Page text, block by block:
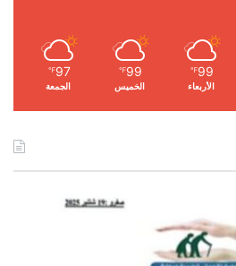
99
℉
الأربعاء
99
℉
الخميس
97
℉
الجمعة